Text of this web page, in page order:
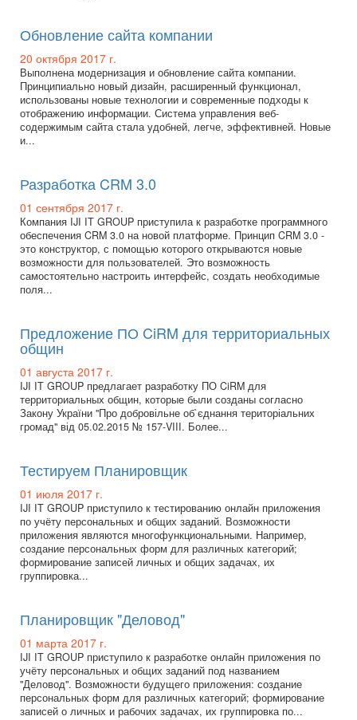
Обновление сайта компании
20 октября 2017 г.
Выполнена модернизация и обновление сайта компании.
Принципиально новый дизайн, расширенный функционал,
использованы новые технологии и современные подходы к
отображению информации. Система управления веб-
содержимым сайта стала удобней, легче, эффективней. Новые
и...
Разработка CRM 3.0
01 сентября 2017 г.
Компания IJI IT GROUP приступила к разработке программного
обеспечения CRM 3.0 на новой платформе. Принцип CRM 3.0 -
это конструктор, с помощью которого открываются новые
возможности для пользователей. Это возможность
самостоятельно настроить интерфейс, создать необходимые
поля...
Предложение ПО CiRM для территориальных
общин
01 августа 2017 г.
IJI IT GROUP предлагает разработку ПО CiRM для
территориальных общин, которые были созданы согласно
Закону України "Про добровільне об`єднання територіальних
громад" від 05.02.2015 № 157-VIII. Более...
Тестируем Планировщик
01 июля 2017 г.
IJI IT GROUP приступило к тестированию онлайн приложения
по учёту персональных и общих заданий. Возможности
приложения являются многофункциональными. Например,
создание персональных форм для различных категорий;
формирование записей личных и общих задачах, их
группировка...
Планировщик "Деловод"
01 марта 2017 г.
IJI IT GROUP приступило к разработке онлайн приложения по
учёту персональных и общих заданий под названием
"Деловод". Возможности будущего приложения: создание
персональных форм для различных категорий; формирование
записей о личных и рабочих задачах, их группировка по...